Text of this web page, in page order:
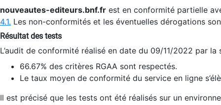
nouveautes-editeurs.bnf.fr est en conformité partielle
4.1. Les non-conformités et les éventuelles dérogations
Résultat des tests
L’audit de conformité réalisé en date du 09/11/2022 par
66.67% des critères RGAA sont respectés.
Le taux moyen de conformité du service en ligne
Il est précisé que les tests ont été réalisés sur un